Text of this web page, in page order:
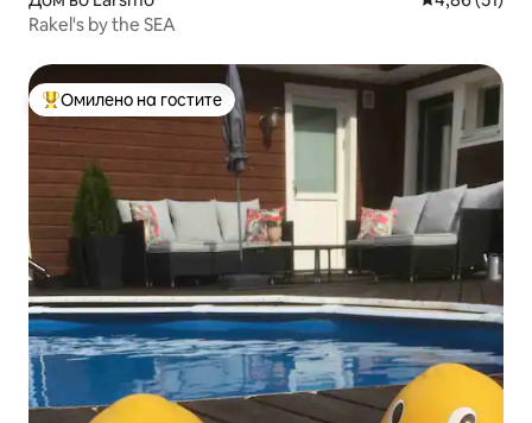
Rakel's by the SEA
Меѓу најуспешните „Омилени на гостите“
Омилено на гостите